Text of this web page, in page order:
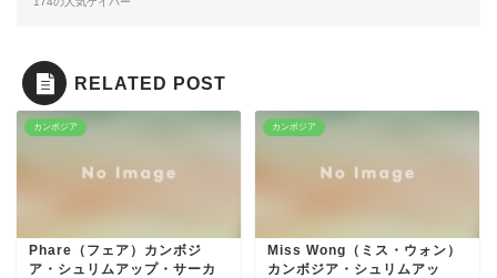
RELATED POST
カンボジア
Phare（フェア）カンボジ
ア・シュリムアップ・サーカ
カンボジア
Miss Wong（ミス・ウォン）
カンボジア・シュリムアッ